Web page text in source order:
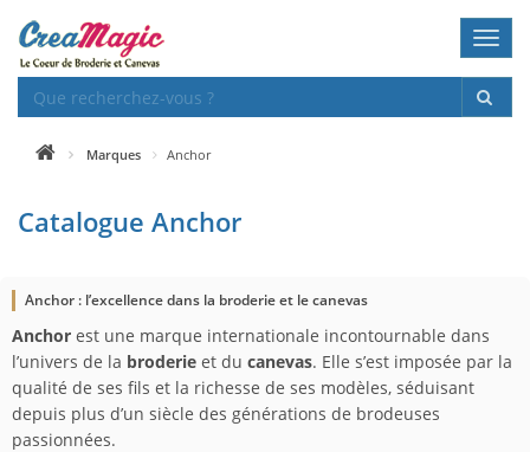
Marques Anchor
Catalogue Anchor
Anchor : l’excellence dans la broderie et le canevas
Anchor est une marque internationale incontournable dans
l’univers de la broderie et du canevas. Elle s’est imposée par la
qualité de ses fils et la richesse de ses modèles, séduisant
depuis plus d’un siècle des générations de brodeuses
passionnées.